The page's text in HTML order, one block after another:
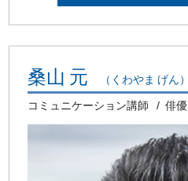
桑山 元 （くわやま げん）
コミュニケーション講師 俳優